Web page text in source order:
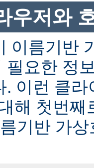
우저와
이름기반
필요한 정
. 이런 클
해 첫번
기반 가상